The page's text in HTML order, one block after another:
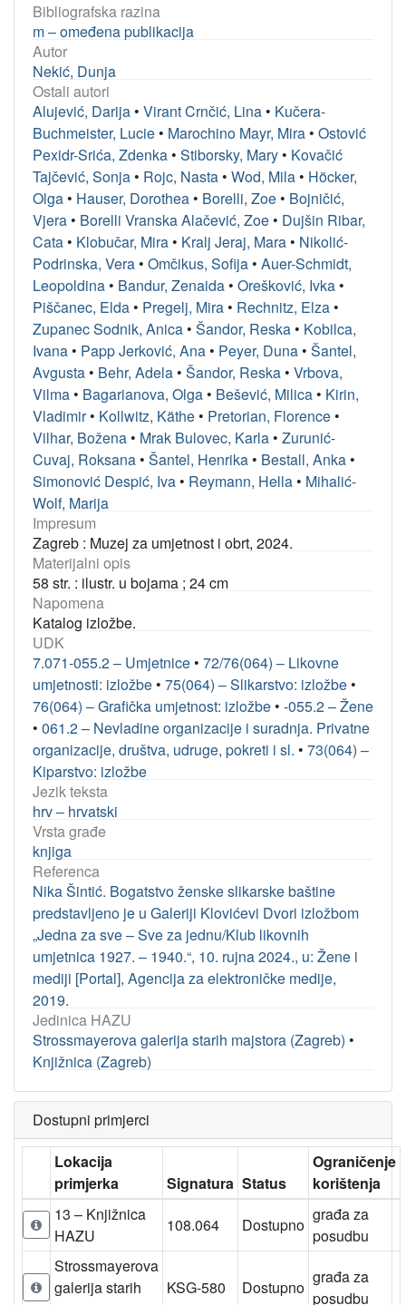
Bibliografska razina
m – omeđena publikacija
Autor
Nekić, Dunja
Ostali autori
Alujević, Darija • Virant Crnčić, Lina • Kučera-
Buchmeister, Lucie • Marochino Mayr, Mira • Ostović
Pexidr-Srića, Zdenka • Stiborsky, Mary • Kovačić
Tajčević, Sonja • Rojc, Nasta • Wod, Mila • Höcker,
Olga • Hauser, Dorothea • Borelli, Zoe • Bojničić,
Vjera • Borelli Vranska Alačević, Zoe • Dujšin Ribar,
Cata • Klobučar, Mira • Kralj Jeraj, Mara • Nikolić-
Podrinska, Vera • Omčikus, Sofija • Auer-Schmidt,
Leopoldina • Bandur, Zenaida • Orešković, Ivka •
Piščanec, Elda • Pregelj, Mira • Rechnitz, Elza •
Zupanec Sodnik, Anica • Šandor, Reska • Kobilca,
Ivana • Papp Jerković, Ana • Peyer, Duna • Šantel,
Avgusta • Behr, Adela • Šandor, Reska • Vrbova,
Vilma • Bagarianova, Olga • Bešević, Milica • Kirin,
Vladimir• Kollwitz, Käthe • Pretorian, Florence •
Vilhar, Božena • Mrak Bulovec, Karla • Zurunić-
Cuvaj, Roksana • Šantel, Henrika • Bestall, Anka •
Simonović Despić, Iva • Reymann, Hella • Mihalić-
Wolf, Marija
Impresum
Zagreb : Muzej za umjetnost i obrt, 2024.
Materijalni opis
58 str. : ilustr. u bojama ; 24 cm
Napomena
Katalog izložbe.
UDK
7.071-055.2 – Umjetnice • 72/76(064) – Likovne
umjetnosti: izložbe • 75(064) – Slikarstvo: izložbe •
76(064) – Grafička umjetnost: izložbe • -055.2 – Žene
• 061.2 – Nevladine organizacije i suradnja. Privatne
organizacije, društva, udruge, pokreti i sl. • 73(064) –
Kiparstvo: izložbe
Jezik teksta
hrv – hrvatski
Vrsta građe
knjiga
Referenca
Nika Šintić. Bogatstvo ženske slikarske baštine
predstavljeno je u Galeriji Klovićevi Dvori izložbom
„Jedna za sve – Sve za jednu/Klub likovnih
umjetnica 1927. – 1940.“, 10. rujna 2024., u: Žene i
mediji [Portal], Agencija za elektroničke medije,
2019.
Jedinica HAZU
Strossmayerova galerija starih majstora (Zagreb) •
Knjižnica (Zagreb)
Dostupni primjerci
Lokacija
primjerka
Signatura Status
Ograničenje
korištenja
13 – Knjižnica
HAZU
108.064 Dostupno
građa za
posudbu
Strossmayerova
galerija starih
KSG-580 Dostupno
građa za
posudbu